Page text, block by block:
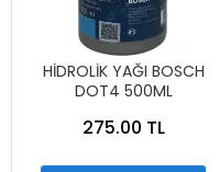
HİDROLİK YAĞI BOSCH
DOT4 500ML
275.00 TL